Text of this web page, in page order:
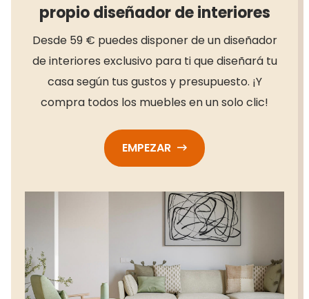
propio diseñador de interiores
Desde 59 € puedes disponer de un diseñador
de interiores exclusivo para ti que diseñará tu
casa según tus gustos y presupuesto. ¡Y
compra todos los muebles en un solo clic!
EMPEZAR